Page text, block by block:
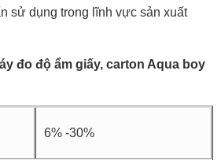
sử dụng trong lĩnh vực sản xuất
áy đo độ ẩm giấy, carton Aqua boy
6% -30%